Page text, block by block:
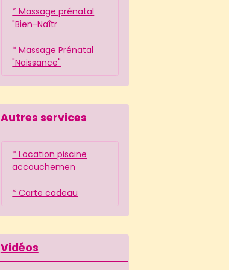
* Massage prénatal
"Bien-Naîtr
* Massage Prénatal
"Naissance"
Autres services
* Location piscine
accouchemen
* Carte cadeau
Vidéos